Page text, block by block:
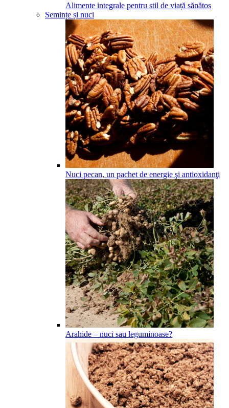
Alimente integrale pentru stil de viață sănătos
Semințe și nuci
Nuci pecan, un pachet de energie şi antioxidanţi
Arahide – nuci sau leguminoase?